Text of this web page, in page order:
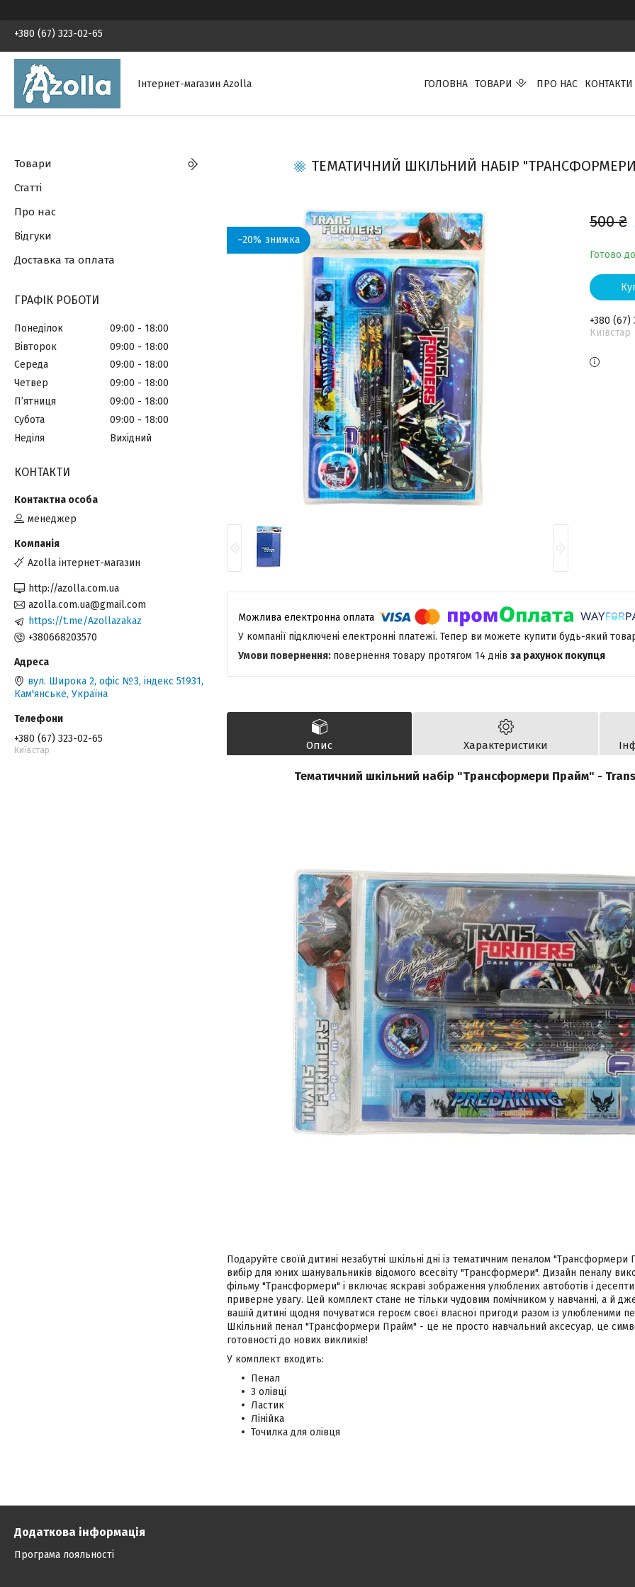
+380 (67) 323-02-65
Інтернет-магазин Azolla ГОЛОВНА ТОВАРИ ПРО НАС КОНТАКТИ
ТЕМАТИЧНИЙ ШКІЛЬНИЙ НАБІР "ТРАНСФОРМЕРИ
–20%
500 ₴
Готово
+380 (67)
Київстар
У компанії підключені електронні платежі. Тепер ви можете купити будь-який
повернення товару протягом 14 днів за рахунок покупця
Опис Характеристики
Тематичний шкільний набір "Трансформери Прайм" -
Подаруйте своїй дитині незабутні шкільні дні із тематичним пеналом
вибір для юних шанувальників відомого всесвіту "Трансформери". Дизайн пеналу
фільму "Трансформери" і включає яскраві зображення улюблених автоботів і
приверне увагу. Цей комплект стане не тільки чудовим помічником у навчанні, а й
вашій дитині щодня почуватися героєм своєї власної пригоди разом із улюбленими
Шкільний пенал "Трансформери Прайм" - це не просто навчальний аксесуар, це
готовності до нових викликів!
У комплект входить:
Пенал
3 олівці
Ластик
Лінійка
Точилка для олівця
Товари
Статті
Про нас
Відгуки
Доставка та оплата
ГРАФІК РОБОТИ
Понеділок 09:00
18:00
Вівторок
09:00
18:00
Середа
09:00
18:00
Четвер
09:00
18:00
Пʼятниця
09:00
18:00
Субота
09:00
18:00
Неділя
Вихідний
КОНТАКТИ
менеджер
Azolla інтернет-магазин
http://azolla.com.ua
azolla.com.ua@gmail.com
https://t.me/Azollazakaz
+380668203570
вул. Широка 2, офіс №3, індекс 51931,
Кам'янське, Україна
+380 (67) 323-02-65
Київстар
Додаткова інформація
Програма лояльності